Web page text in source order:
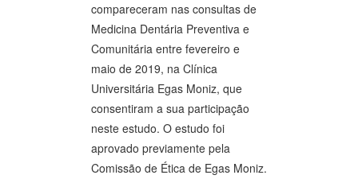
compareceram nas consultas de
Medicina Dentária Preventiva e
Comunitária entre fevereiro e
maio de 2019, na Clínica
Universitária Egas Moniz, que
consentiram a sua participação
neste estudo. O estudo foi
aprovado previamente pela
Comissão de Ética de Egas Moniz.